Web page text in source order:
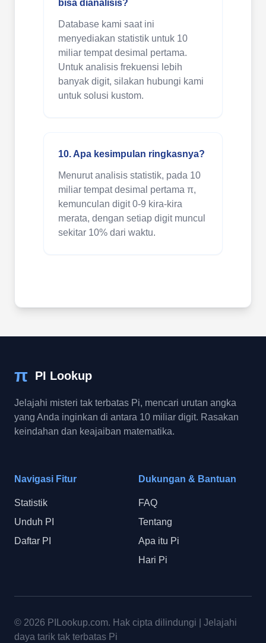
bisa dianalisis?
Database kami saat ini
menyediakan statistik untuk 10
miliar tempat desimal pertama.
Untuk analisis frekuensi lebih
banyak digit, silakan hubungi kami
untuk solusi kustom.
10. Apa kesimpulan ringkasnya?
Menurut analisis statistik, pada 10
miliar tempat desimal pertama π,
kemunculan digit 0-9 kira-kira
merata, dengan setiap digit muncul
sekitar 10% dari waktu.
π PI Lookup
Jelajahi misteri tak terbatas Pi, mencari urutan angka
yang Anda inginkan di antara 10 miliar digit. Rasakan
keindahan dan keajaiban matematika.
Navigasi Fitur
Statistik
Unduh PI
Daftar PI
Dukungan & Bantuan
FAQ
Tentang
Apa itu Pi
Hari Pi
© 2026 PILookup.com. Hak cipta dilindungi
Jelajahi
daya tarik tak terbatas Pi